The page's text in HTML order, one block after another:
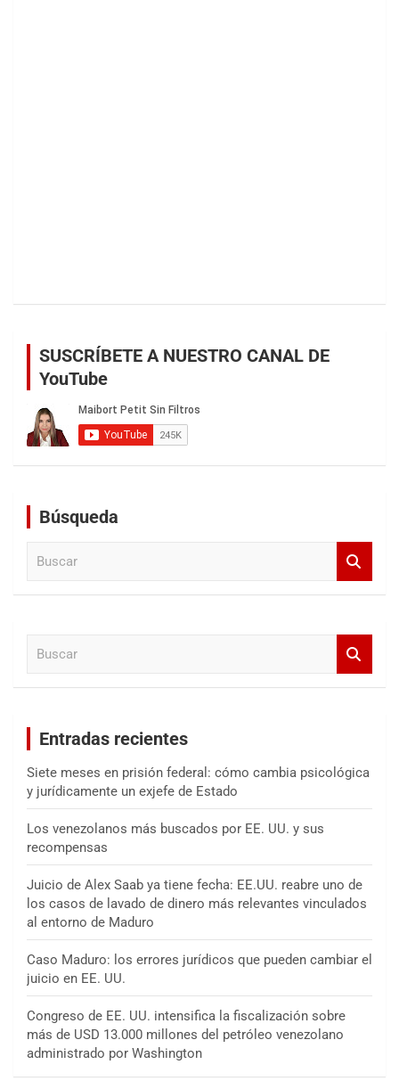
SUSCRÍBETE A NUESTRO CANAL DE
YouTube
Búsqueda
Entradas recientes
Siete meses en prisión federal: cómo cambia psicológica
y jurídicamente un exjefe de Estado
Los venezolanos más buscados por EE. UU. y sus
recompensas
Juicio de Alex Saab ya tiene fecha: EE.UU. reabre uno de
los casos de lavado de dinero más relevantes vinculados
al entorno de Maduro
Caso Maduro: los errores jurídicos que pueden cambiar el
juicio en EE. UU.
Congreso de EE. UU. intensifica la fiscalización sobre
más de USD 13.000 millones del petróleo venezolano
administrado por Washington